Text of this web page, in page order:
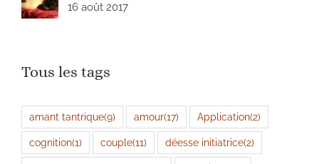
16 août 2017
Tous les tags
amant tantrique(9) amour(17) Application(2)
cognition(1) couple(11) déesse initiatrice(2)